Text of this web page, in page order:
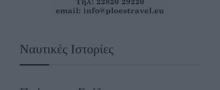
Ναυτικές Ιστορίες